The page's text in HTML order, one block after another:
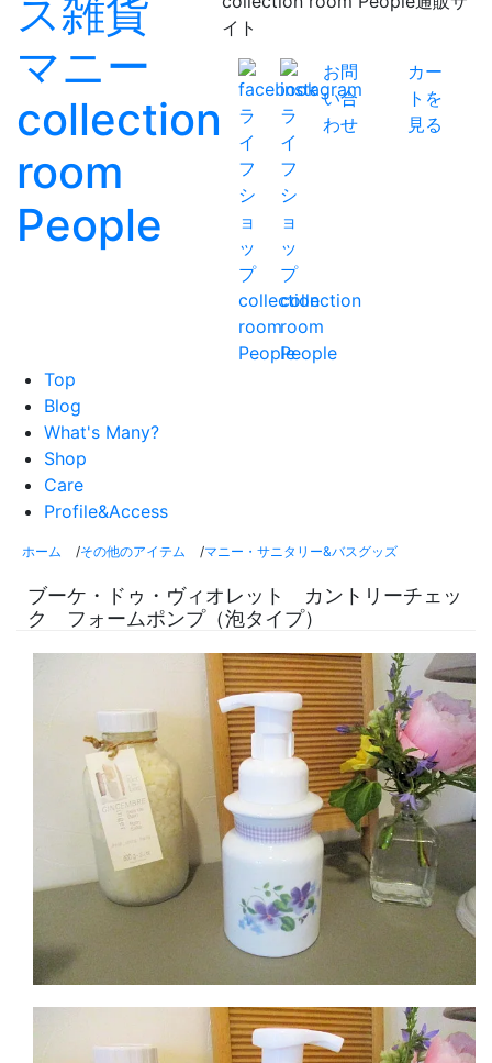
イト
お問
い合
わせ
カー
トを
見る
Top
Blog
What's Many?
Shop
Care
Profile&Access
ホーム /その他のアイテム /マニー・サニタリー&バスグッズ
ブーケ・ドゥ・ヴィオレット カントリーチェッ
ク フォームポンプ（泡タイプ）